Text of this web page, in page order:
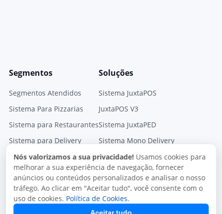
Segmentos
Segmentos Atendidos
Sistema Para Pizzarias
Sistema para Restaurantes
Sistema para Delivery
Sistema para Lachonetes
Soluções
Sistema JuxtaPOS
JuxtaPOS V3
Sistema JuxtaPED
Sistema Mono Delivery
Gestor Fiscal
Módulos
Nós valorizamos a sua privacidade! Usamos cookies para
melhorar a sua experiência de navegação, fornecer
anúncios ou conteúdos personalizados e analisar o nosso
tráfego. Ao clicar em "Aceitar tudo", você consente com o
uso de cookies. Política de Cookies.